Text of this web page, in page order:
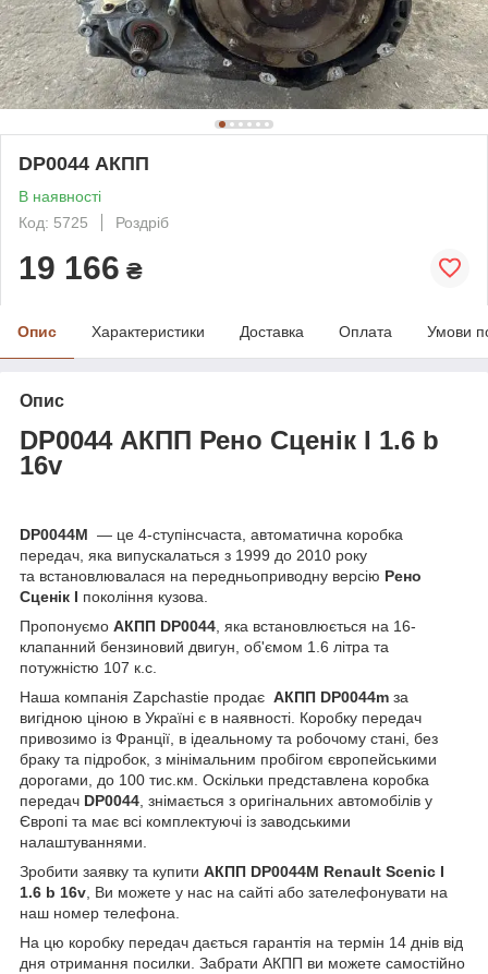
DP0044 АКПП
В наявності
Код: 5725
Роздріб
19 166 ₴
Опис Характеристики Доставка Оплата Умови
Опис
DP0044 АКПП Рено Сценік I 1.6 b
16v
DP0044M — це 4-ступінсчаста, автоматична коробка
передач, яка випускалаться з 1999 до 2010 року
та встановлювалася на передньоприводну версію Рено
Сценік I покоління кузова.
Пропонуємо АКПП DP0044, яка встановлюється на 16-
клапанний бензиновий двигун, об'ємом 1.6 літра та
потужністю 107 к.с.
Наша компанія Zapchastie продає АКПП DP0044m за
вигідною ціною в Україні є в наявності. Коробку передач
привозимо із Франції, в ідеальному та робочому стані, без
браку та підробок, з мінімальним пробігом європейськими
дорогами, до 100 тис.км. Оскільки представлена коробка
передач DP0044, знімається з оригінальних автомобілів у
Європі та має всі комплектуючі із заводськими
налаштуваннями.
Зробити заявку та купити АКПП DP0044M Renault Scenic I
1.6 b 16v, Ви можете у нас на сайті або зателефонувати на
наш номер телефона.
На цю коробку передач дається гарантія на термін 14 днів від
дня отримання посилки. Забрати АКПП ви можете самостійно